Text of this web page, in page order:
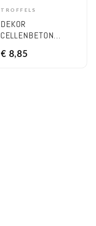
ADD TO CART
TROFFELS
DEKOR
CELLENBETON
MM, HANDGREEP
€ 8,85